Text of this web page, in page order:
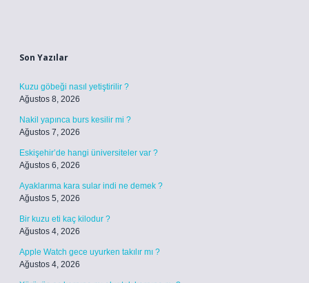
Son Yazılar
Kuzu göbeği nasıl yetiştirilir ?
Ağustos 8, 2026
Nakil yapınca burs kesilir mi ?
Ağustos 7, 2026
Eskişehir’de hangi üniversiteler var ?
Ağustos 6, 2026
Ayaklarıma kara sular indi ne demek ?
Ağustos 5, 2026
Bir kuzu eti kaç kilodur ?
Ağustos 4, 2026
Apple Watch gece uyurken takılır mı ?
Ağustos 4, 2026